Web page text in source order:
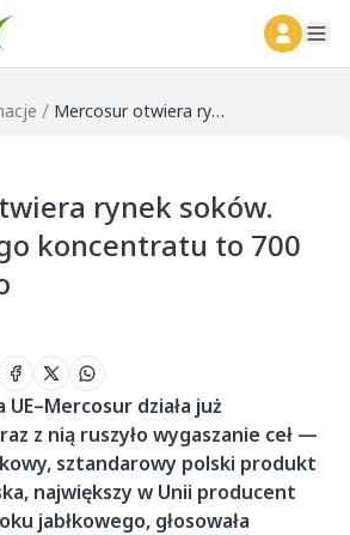
/ Mercosur otwiera rynek soków. Dla polskiego koncentratu to 700 tysięcy euro
rynek soków.
koncentratu to 700
UE–Mercosur działa już
z nią ruszyło wygaszanie ceł —
sztandarowy polski produkt
największy w Unii producent
jabłkowego, głosowała